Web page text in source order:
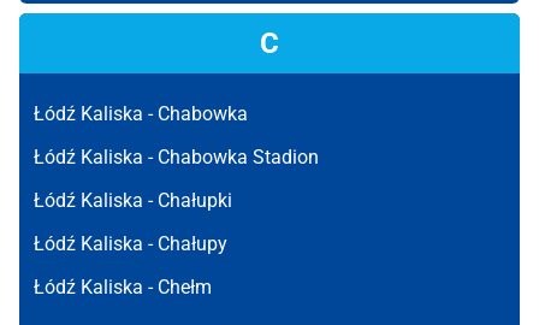
C
Łódź Kaliska - Chabowka
Łódź Kaliska - Chabowka Stadion
Łódź Kaliska - Chałupki
Łódź Kaliska - Chałupy
Łódź Kaliska - Chełm